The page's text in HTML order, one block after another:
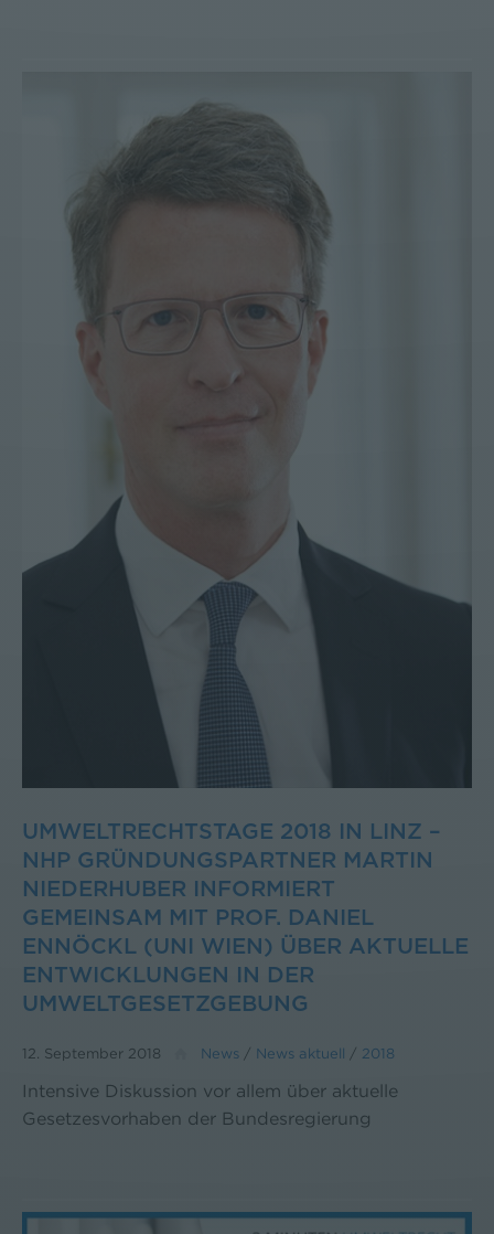
UMWELTRECHTSTAGE 2018 IN LINZ –
NHP GRÜNDUNGSPARTNER MARTIN
NIEDERHUBER INFORMIERT
GEMEINSAM MIT PROF. DANIEL
ENNÖCKL (UNI WIEN) ÜBER AKTUELLE
ENTWICKLUNGEN IN DER
UMWELTGESETZGEBUNG
12. September 2018 News / News aktuell / 2018
Intensive Diskussion vor allem über aktuelle
Gesetzesvorhaben der Bundesregierung